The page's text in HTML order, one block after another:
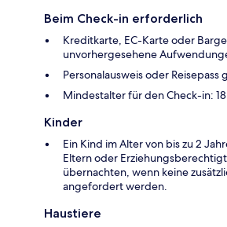
Beim Check-in erforderlich
Kreditkarte, EC-Karte oder
unvorhergesehene
Personalausweis oder
Mindestalter für den Check-in:
Kinder
Ein Kind im Alter von bis zu 2
Eltern oder
übernachten, wenn keine
angefordert werden.
Haustiere